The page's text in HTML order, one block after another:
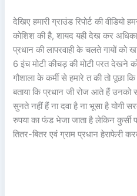
देखिए हमारी ग्राउंड रिपोर्ट की वीडियो
कोशिश की है, शायद यही देख कर
प्रधान की लापरवाही के चलते गायों को
6 इंच मोटी कीचड़ की मोटी परत देखने
गौशाला के कर्मी से हमारे त की तो पूछा
बताया कि प्रधान जी रोज आते हैं उनको
सुनते नहीं हैं ना दवा है ना भूसा है योगी
रुपया का फंड भेजा जाता है लेकिन
तितर-बितर एवं ग्राम प्रधान हेराफेरी